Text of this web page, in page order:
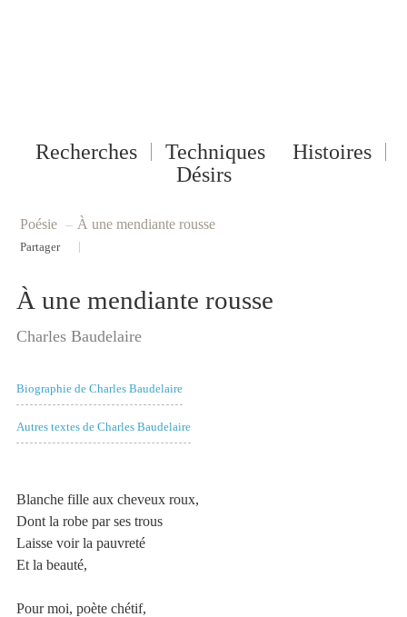
Recherches Techniques
Histoires
Désirs
Poésie – À une mendiante rousse
Partager
À une mendiante rousse
Charles Baudelaire
Biographie de Charles Baudelaire
Autres textes de Charles Baudelaire
Blanche fille aux cheveux roux,
Dont la robe par ses trous
Laisse voir la pauvreté
Et la beauté,
Pour moi, poète chétif,